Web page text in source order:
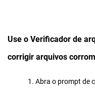
Use o Verificador de
corrigir arquivos
1. Abra o prompt de